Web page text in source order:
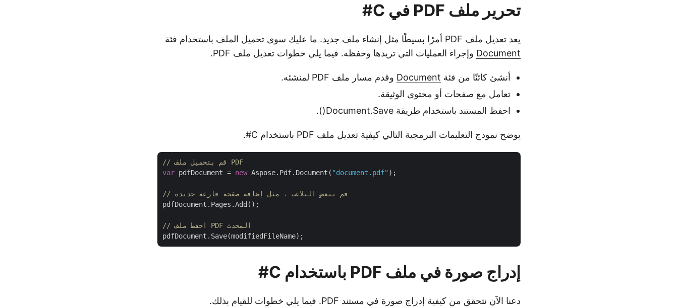
تحرير ملف PDF في C#
يعد تعديل ملف PDF أمرًا بسيطًا مثل إنشاء ملف جديد. ما عليك سوى تحميل الملف باستخدام فئة
Document وإجراء العمليات التي تريدها وحفظه. فيما يلي خطوات تعديل ملف PDF.
أنشئ كائنًا من فئة Document وقدم مسار ملف PDF لمنشئه.
تعامل مع صفحات أو محتوى الوثيقة.
احفظ المستند باستخدام طريقة Document.Save()
.
يوضح نموذج التعليمات البرمجية التالي كيفية تعديل ملف PDF باستخدام C#.
// قم بتحميل ملف PDF
var pdfDocument = new Aspose.Pdf.Document( "document.pdf" );
// قم ببعض التلاعب ، مثل إضافة صفحة فارغة جديدة
pdfDocument.Pages.Add();
// احفظ ملف PDF المحدث
إدراج صورة في ملف PDF باستخدام C#
دعنا الآن نتحقق من كيفية إدراج صورة في مستند PDF. فيما يلي خطوات للقيام بذلك.